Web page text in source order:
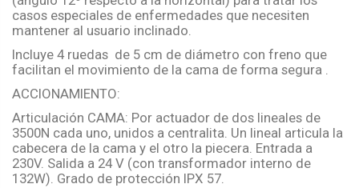
casos especiales de enfermedades que necesiten
mantener al usuario inclinado.
Incluye 4 ruedas de 5 cm de diámetro con freno que
facilitan el movimiento de la cama de forma segura .
ACCIONAMIENTO:
Articulación CAMA: Por actuador de dos lineales de
3500N cada uno, unidos a centralita. Un lineal articula la
cabecera de la cama y el otro la piecera. Entrada a
230V. Salida a 24 V (con transformador interno de
132W). Grado de protección IPX 57.